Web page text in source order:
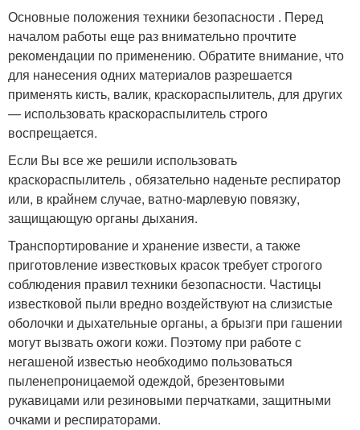
Основные положения техники безопасности . Перед
началом работы еще раз внимательно прочтите
рекомендации по применению. Обратите внимание, что
для нанесения одних материалов разрешается
применять кисть, валик, краскораспылитель, для других
— использовать краскораспылитель строго
воспрещается.
Если Вы все же решили использовать
краскораспылитель , обязательно наденьте респиратор
или, в крайнем случае, ватно-марлевую повязку,
защищающую органы дыхания.
Транспортирование и хранение извести, а также
приготовление известковых красок требует строгого
соблюдения правил техники безопасности. Частицы
известковой пыли вредно воздействуют на слизистые
оболочки и дыхательные органы, а брызги при гашении
могут вызвать ожоги кожи. Поэтому при работе с
негашеной известью необходимо пользоваться
пыленепроницаемой одеждой, брезентовыми
рукавицами или резиновыми перчатками, защитными
очками и респираторами.